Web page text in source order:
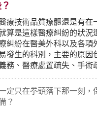
療技術品質療體還是有在
算是這樣醫療糾紛的狀況
糾紛在醫美外科以及各項
發生的科別，主要的原因
務、醫療處置疏失、手術
醫療費用的收取。雖然醫
之間引起的糾紛還是經常
都走向訴訟流程，我們如
定只在拳頭落下那一刻，
？